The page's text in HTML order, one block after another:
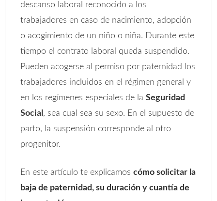
descanso laboral reconocido a los
trabajadores en caso de nacimiento, adopción
o acogimiento de un niño o niña. Durante este
tiempo el contrato laboral queda suspendido.
Pueden acogerse al permiso por paternidad los
trabajadores incluidos en el régimen general y
en los regímenes especiales de laSeguridad
Social , sea cual sea su sexo. En el supuesto de
parto, la suspensión corresponde al otro
progenitor.
En este artículo te explicamoscómo solicitar la
baja de paternidad, su duración y cuantía de